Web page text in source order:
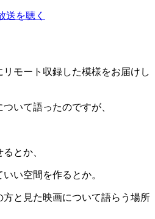
送を聴く
モート収録した模様をお届けし
いて語ったのですが、
とか、
い空間を作るとか。
と見た映画について語らう場所